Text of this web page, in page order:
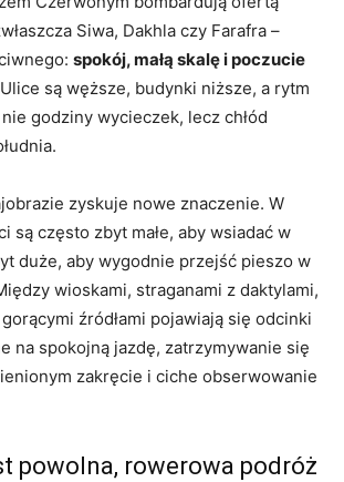
Siwa, Dakhla czy Farafra –
spokój, małą skalę i poczucie
są węższe, budynki niższe, a rytm
godziny wycieczek, lecz chłód
zyskuje nowe znaczenie. W
są często zbyt małe, aby wsiadać w
duże, aby wygodnie przejść pieszo w
wioskami, straganami z daktylami,
źródłami pojawiają się odcinki
na spokojną jazdę, zatrzymywanie się
zakręcie i ciche obserwowanie
powolna, rowerowa podróż